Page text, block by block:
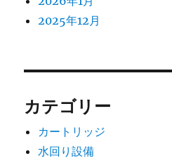
2025年12月
カテゴリー
カートリッジ
水回り設備